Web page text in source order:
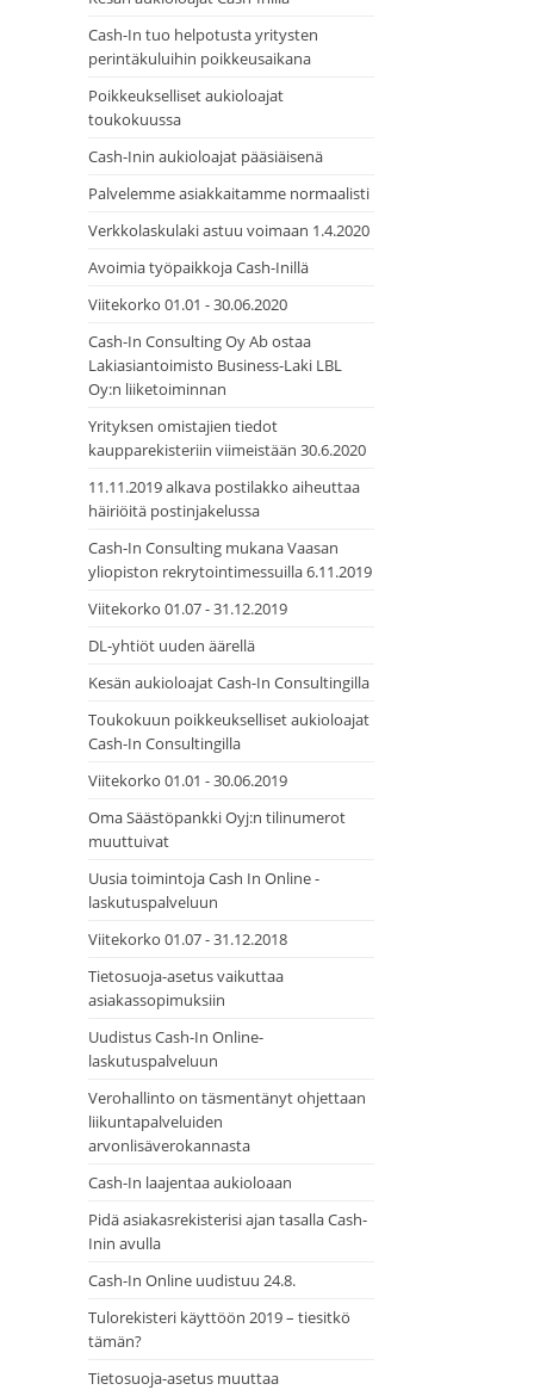
Cash-In tuo helpotusta yritysten
perintäkuluihin poikkeusaikana
Poikkeukselliset aukioloajat
toukokuussa
Cash-Inin aukioloajat pääsiäisenä
Palvelemme asiakkaitamme normaalisti
Verkkolaskulaki astuu voimaan 1.4.2020
Avoimia työpaikkoja Cash-Inillä
Viitekorko 01.01 - 30.06.2020
Cash-In Consulting Oy Ab ostaa
Lakiasiantoimisto Business-Laki LBL
Oy:n liiketoiminnan
Yrityksen omistajien tiedot
kaupparekisteriin viimeistään 30.6.2020
11.11.2019 alkava postilakko aiheuttaa
häiriöitä postinjakelussa
Cash-In Consulting mukana Vaasan
yliopiston rekrytointimessuilla 6.11.2019
Viitekorko 01.07 - 31.12.2019
DL-yhtiöt uuden äärellä
Kesän aukioloajat Cash-In Consultingilla
Toukokuun poikkeukselliset aukioloajat
Cash-In Consultingilla
Viitekorko 01.01 - 30.06.2019
Oma Säästöpankki Oyj:n tilinumerot
muuttuivat
Uusia toimintoja Cash In Online -
laskutuspalveluun
Viitekorko 01.07 - 31.12.2018
Tietosuoja-asetus vaikuttaa
asiakassopimuksiin
Uudistus Cash-In Online-
laskutuspalveluun
Verohallinto on täsmentänyt ohjettaan
liikuntapalveluiden
arvonlisäverokannasta
Cash-In laajentaa aukioloaan
Pidä asiakasrekisterisi ajan tasalla Cash-
Inin avulla
Cash-In Online uudistuu 24.8.
Tulorekisteri käyttöön 2019 – tiesitkö
tämän?
Tietosuoja-asetus muuttaa